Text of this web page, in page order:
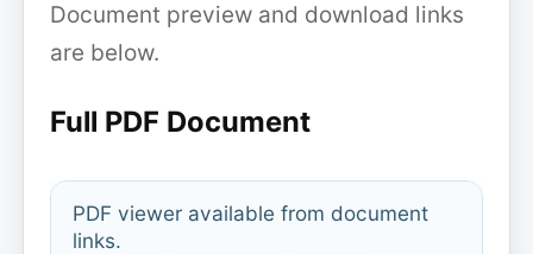
Document preview and download links
are below.
Full PDF Document
PDF viewer available from document
links.